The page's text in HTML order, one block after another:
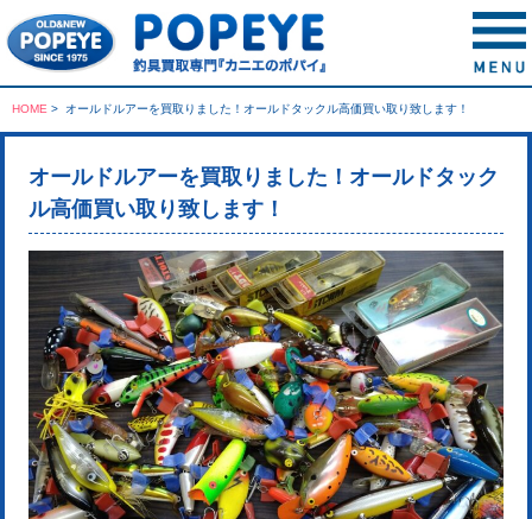
HOME > オールドルアーを買取りました！オールドタックル高価買い取り致します！
オールドルアーを買取りました！オールドタック
ル高価買い取り致します！